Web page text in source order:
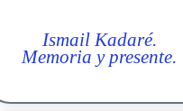
Ismail Kadaré.
Memoria y presente.